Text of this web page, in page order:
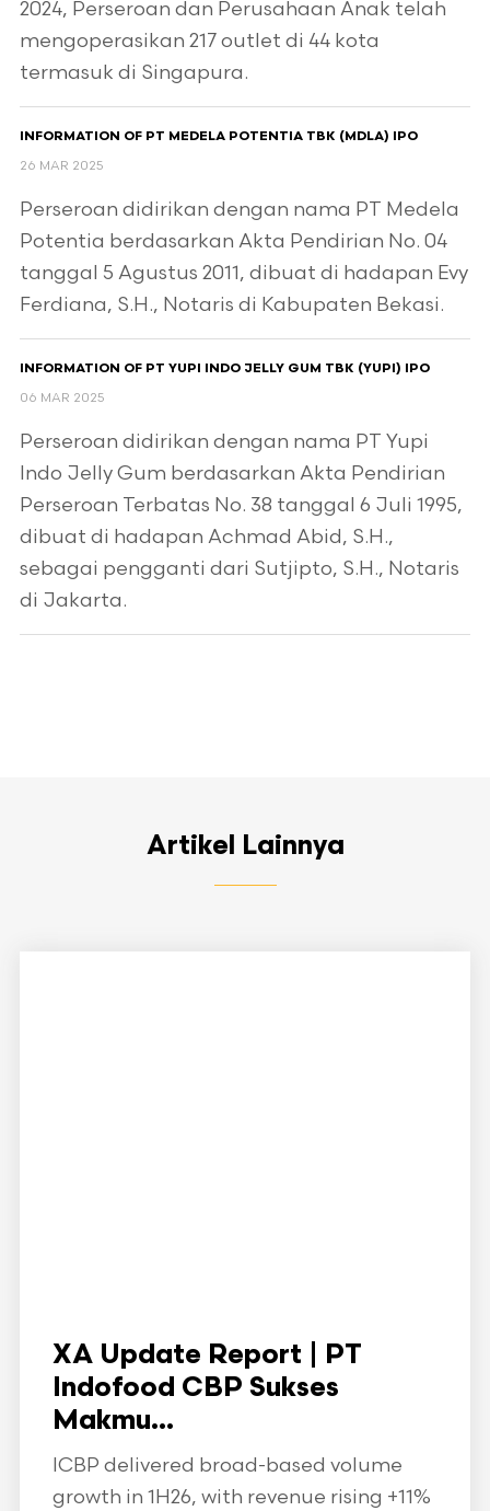
2024, Perseroan dan Perusahaan Anak telah
mengoperasikan 217 outlet di 44 kota
termasuk di Singapura.
INFORMATION OF PT MEDELA POTENTIA TBK (MDLA) IPO
26 MAR 2025
Perseroan didirikan dengan nama PT Medela
Potentia berdasarkan Akta Pendirian No. 04
tanggal 5 Agustus 2011, dibuat di hadapan Evy
Ferdiana, S.H., Notaris di Kabupaten Bekasi.
INFORMATION OF PT YUPI INDO JELLY GUM TBK (YUPI) IPO
06 MAR 2025
Perseroan didirikan dengan nama PT Yupi
Indo Jelly Gum berdasarkan Akta Pendirian
Perseroan Terbatas No. 38 tanggal 6 Juli 1995,
dibuat di hadapan Achmad Abid, S.H.,
sebagai pengganti dari Sutjipto, S.H., Notaris
di Jakarta.
Artikel Lainnya
XA Update Report | PT
Indofood CBP Sukses
Makmu...
ICBP delivered broad-based volume
growth in 1H26, with revenue rising +11%